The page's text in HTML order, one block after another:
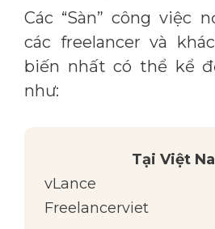
Các “Sàn” công việc
các freelancer và
biến nhất có thể kể
như:
Tại Việt
vLance
Freelancerviet